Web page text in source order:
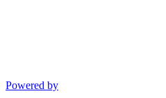
Powered by